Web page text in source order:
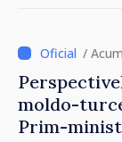
Reuniune la
Podolsk
/
moldo-
Prim-